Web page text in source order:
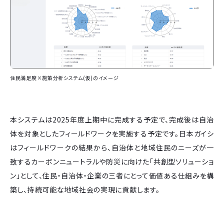
住民満足度×施策分析システム(仮)のイメージ
本システムは2025年度上期中に完成する予定で、完成後は自治
体を対象としたフィールドワークを実施する予定です。日本ガイシ
はフィールドワークの結果から、自治体と地域住民のニーズが一
致するカーボンニュートラルや防災に向けた「共創型ソリューショ
ン」として、住民・自治体・企業の三者にとって価値ある仕組みを構
築し、持続可能な地域社会の実現に貢献します。